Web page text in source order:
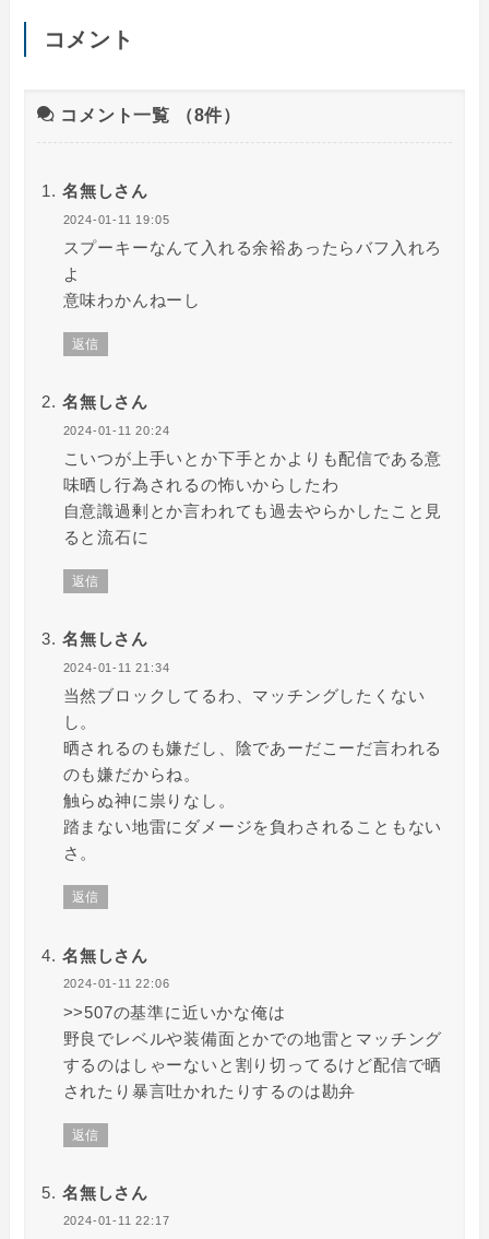
コメント
コメント一覧 （8件）
名無しさん
2024-01-11 19:05
スプーキーなんて入れる余裕あったらバフ入れろ
よ
意味わかんねーし
返信
名無しさん
2024-01-11 20:24
こいつが上手いとか下手とかよりも配信である意
味晒し行為されるの怖いからしたわ
自意識過剰とか言われても過去やらかしたこと見
ると流石に
返信
名無しさん
2024-01-11 21:34
当然ブロックしてるわ、マッチングしたくない
し。
晒されるのも嫌だし、陰であーだこーだ言われる
のも嫌だからね。
触らぬ神に祟りなし。
踏まない地雷にダメージを負わされることもない
さ。
返信
名無しさん
2024-01-11 22:06
>>507の基準に近いかな俺は
野良でレベルや装備面とかでの地雷とマッチング
するのはしゃーないと割り切ってるけど配信で晒
されたり暴言吐かれたりするのは勘弁
返信
名無しさん
2024-01-11 22:17